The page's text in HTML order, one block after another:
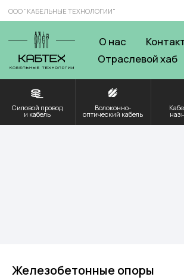
ООО "КАБЕЛЬНЫЕ ТЕХНОЛОГИИ"
Отраслевой хаб
Железобетонные опоры